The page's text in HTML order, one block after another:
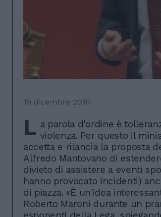
19 dicembre 2010
L a parola d'ordine è
violenza. Per questo il
accetta e rilancia la proposta
Alfredo Mantovano di
divieto di assistere a eventi
hanno provocato incidenti)
di piazza. «È un'idea
Roberto Maroni durante un